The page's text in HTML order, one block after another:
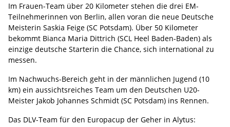
Im Frauen-Team über 20 Kilometer stehen die drei EM-
Teilnehmerinnen von Berlin, allen voran die neue Deutsche
Meisterin Saskia Feige (SC Potsdam). Über 50 Kilometer
bekommt Bianca Maria Dittrich (SCL Heel Baden-Baden) als
einzige deutsche Starterin die Chance, sich international zu
messen.
Im Nachwuchs-Bereich geht in der männlichen Jugend (10
km) ein aussichtsreiches Team um den Deutschen U20-
Meister Jakob Johannes Schmidt (SC Potsdam) ins Rennen.
Das DLV-Team für den Europacup der Geher in Alytus: